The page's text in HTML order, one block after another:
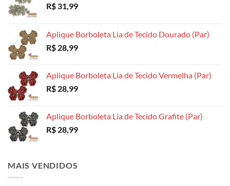
R$ 31,99
Aplique Borboleta Lia de Tecido Dourado (Par)
R$ 28,99
Aplique Borboleta Lia de Tecido Vermelha (Par)
R$ 28,99
Aplique Borboleta Lia de Tecido Grafite (Par)
R$ 28,99
MAIS VENDIDOS